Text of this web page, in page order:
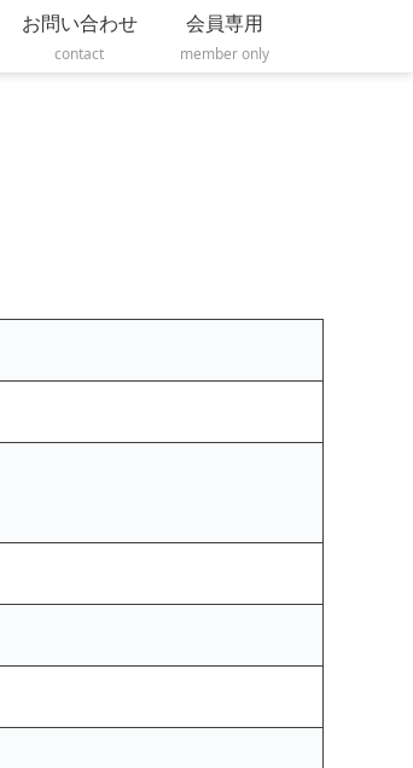
お問い合わせ
contact
会員専用
member only